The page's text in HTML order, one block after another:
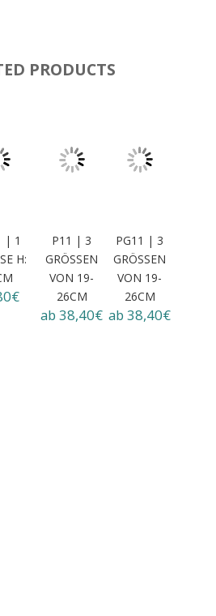
PRODUCTS
| 1
H:
P11 | 3
GRÖSSEN
VON 19-
26CM
ab 38,40€
PG11 | 3
GRÖSSEN
VON 19-
26CM
ab 38,40€